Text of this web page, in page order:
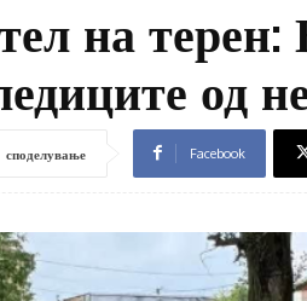
на терен:
од
споделување Facebook